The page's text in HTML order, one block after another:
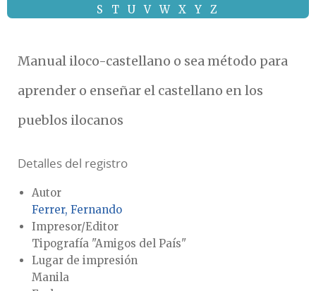
S
T U V W X Y Z
Manual iloco-castellano o sea método para
aprender o enseñar el castellano en los
pueblos ilocanos
Detalles del registro
Autor
Ferrer, Fernando
Impresor/Editor
Tipografía "Amigos del País"
Lugar de impresión
Manila